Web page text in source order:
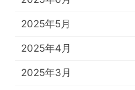
2025年5月
2025年4月
2025年3月